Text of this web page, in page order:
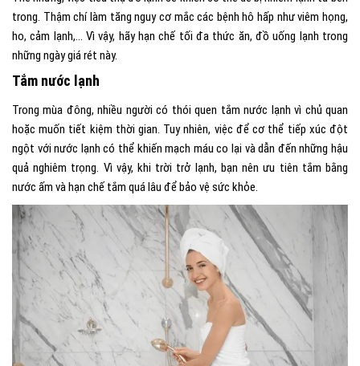
trong. Thậm chí làm tăng nguy cơ mắc các bệnh hô hấp như viêm họng,
ho, cảm lạnh,… Vì vậy, hãy hạn chế tối đa thức ăn, đồ uống lạnh trong
những ngày giá rét này.
Tắm nước lạnh
Trong mùa đông, nhiều người có thói quen tắm nước lạnh vì chủ quan
hoặc muốn tiết kiệm thời gian. Tuy nhiên, việc để cơ thể tiếp xúc đột
ngột với nước lạnh có thể khiến mạch máu co lại và dẫn đến những hậu
quả nghiêm trọng. Vì vậy, khi trời trở lạnh, bạn nên ưu tiên tắm bằng
nước ấm và hạn chế tắm quá lâu để bảo vệ sức khỏe.